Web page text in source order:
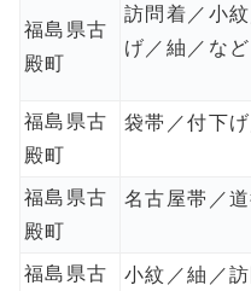
福島県古
殿町
訪問着／小
げ／紬／など
福島県古
殿町
袋帯／付下
福島県古
殿町
名古屋帯／
福島県古
小紋／紬／